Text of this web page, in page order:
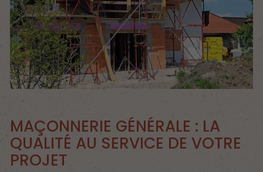
MAÇONNERIE GÉNÉRALE : LA
QUALITÉ AU SERVICE DE VOTRE
PROJET